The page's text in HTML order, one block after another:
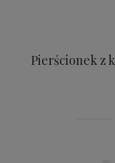
Pierścionek z